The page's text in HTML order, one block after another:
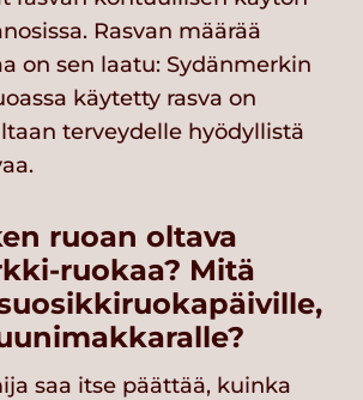
Rasvan määrää
on sen laatu: Sydänmerkin
käytetty rasva on
terveydelle hyödyllistä
ruoan oltava
ruokaa? Mitä
saa itse päättää, kuinka